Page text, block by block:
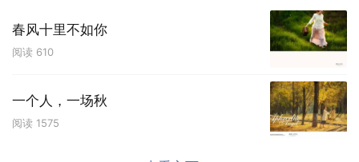
春风十里不如你
阅读 610
一个人，一场秋
阅读 1575